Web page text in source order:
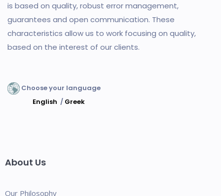
is based on quality, robust error management,
guarantees and open communication. These
characteristics allow us to work focusing on quality,
based on the interest of our clients.
Choose your language
English / Greek
About Us
Our Philosophy